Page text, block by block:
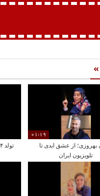
01:19
بهروزی؛ از عشق ابدی تا
تلویزیون ایران